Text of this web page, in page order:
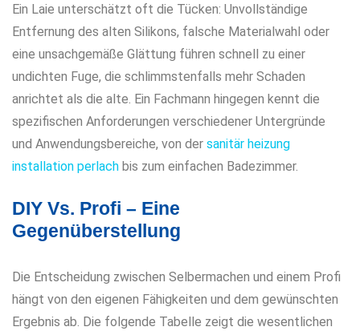
Ein Laie unterschätzt oft die Tücken: Unvollständige
Entfernung des alten Silikons, falsche Materialwahl oder
eine unsachgemäße Glättung führen schnell zu einer
undichten Fuge, die schlimmstenfalls mehr Schaden
anrichtet als die alte. Ein Fachmann hingegen kennt die
spezifischen Anforderungen verschiedener Untergründe
und Anwendungsbereiche, von der sanitär heizung
installation perlach bis zum einfachen Badezimmer.
DIY Vs. Profi – Eine
Gegenüberstellung
Die Entscheidung zwischen Selbermachen und einem Profi
hängt von den eigenen Fähigkeiten und dem gewünschten
Ergebnis ab. Die folgende Tabelle zeigt die wesentlichen